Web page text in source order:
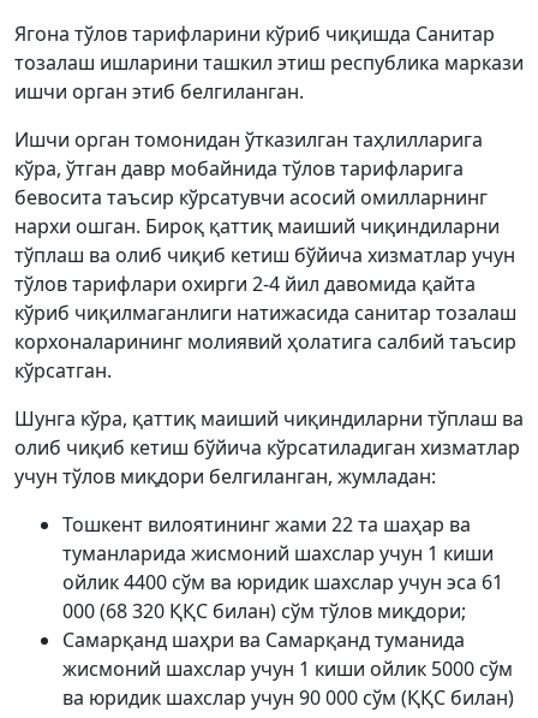
Ягона тўлов тарифларини кўриб чиқишда Санитар
тозалаш ишларини ташкил этиш республика маркази
ишчи орган этиб белгиланган.
Ишчи орган томонидан ўтказилган таҳлилларига
кўра, ўтган давр мобайнида тўлов тарифларига
бевосита таъсир кўрсатувчи асосий омилларнинг
нархи ошган. Бироқ қаттиқ маиший чиқиндиларни
тўплаш ва олиб чиқиб кетиш бўйича хизматлар учун
тўлов тарифлари охирги 2-4 йил давомида қайта
кўриб чиқилмаганлиги натижасида санитар тозалаш
корхоналарининг молиявий ҳолатига салбий таъсир
кўрсатган.
Шунга кўра, қаттиқ маиший чиқиндиларни тўплаш ва
олиб чиқиб кетиш бўйича кўрсатиладиган хизматлар
учун тўлов миқдори белгиланган, жумладан:
Тошкент вилоятининг жами 22 та шаҳар ва
туманларида жисмоний шахслар учун 1 киши
ойлик 4400 сўм ва юридик шахслар учун эса 61
000 (68 320 ҚҚС билан) сўм тўлов миқдори;
Самарқанд шаҳри ва Самарқанд туманида
жисмоний шахслар учун 1 киши ойлик 5000 сўм
ва юридик шахслар учун 90 000 сўм (ҚҚС билан)